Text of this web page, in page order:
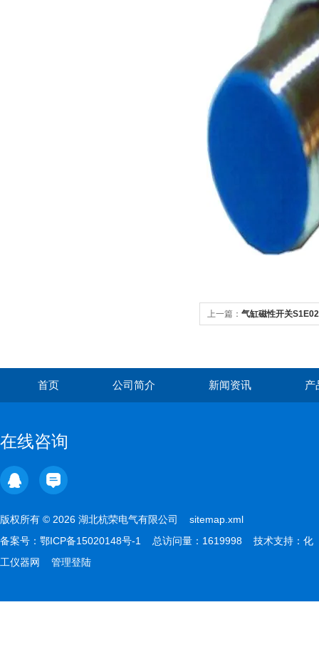
上一篇： 气缸磁性开关
首页 公司简介 新闻资讯 产
在线咨询
版权所有 © 2026 湖北杭荣电气有限公司 sitemap.xml
备案号： 鄂ICP备15020148号-1 总访问量：1619998 技术支持： 化
工仪器网
管理登陆